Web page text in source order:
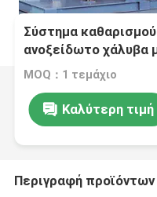
Σύστημα
ανοξείδωτο χάλυβα
MOQ：1 τεμάχιο
Καλύτερη τιμή
Περιγραφή προϊόντων